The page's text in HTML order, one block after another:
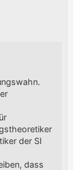
der SI
dass